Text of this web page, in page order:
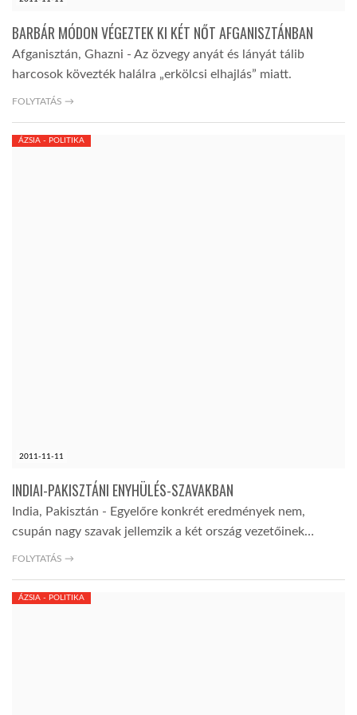
BARBÁR MÓDON VÉGEZTEK KI KÉT NŐT AFGANISZTÁNBAN
Afganisztán, Ghazni - Az özvegy anyát és lányát tálib
harcosok kövezték halálra „erkölcsi elhajlás” miatt.
FOLYTATÁS →
2011-11-11
ÁZSIA - POLITIKA
INDIAI-PAKISZTÁNI ENYHÜLÉS-SZAVAKBAN
India, Pakisztán - Egyelőre konkrét eredmények nem,
csupán nagy szavak jellemzik a két ország vezetőinek…
FOLYTATÁS →
ÁZSIA - POLITIKA